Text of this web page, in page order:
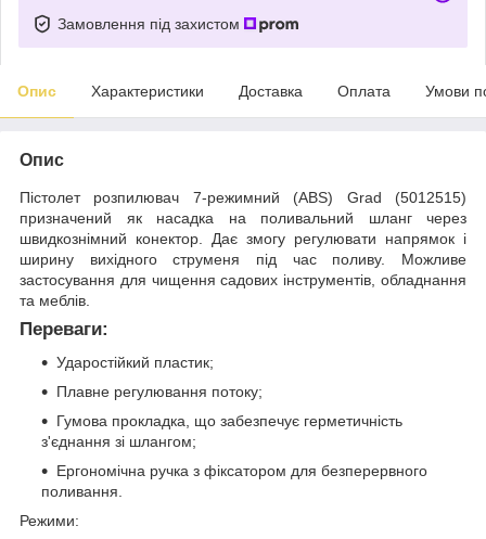
Замовлення під захистом
Опис Характеристики Доставка Оплата Умови
Опис
Пістолет розпилювач 7-режимний (ABS) Grad (5012515)
призначений як насадка на поливальний шланг через
швидкознімний конектор. Дає змогу регулювати напрямок і
ширину вихідного струменя під час поливу. Можливе
застосування для чищення садових інструментів, обладнання
та меблів.
Переваги:
Ударостійкий пластик;
Плавне регулювання потоку;
Гумова прокладка, що забезпечує герметичність
з'єднання зі шлангом;
Ергономічна ручка з фіксатором для безперервного
поливання.
Режими: